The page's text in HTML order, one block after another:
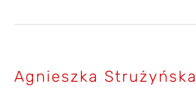
Agnieszka Strużyńska